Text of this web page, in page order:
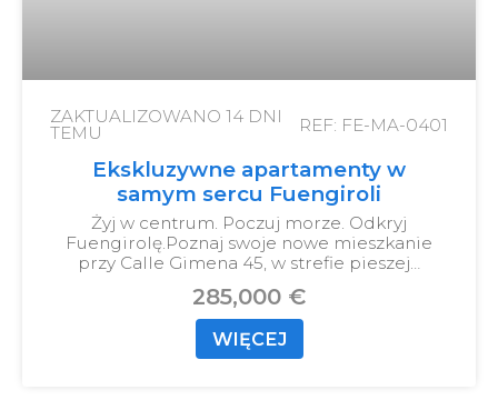
ZAKTUALIZOWANO 14 DNI
TEMU REF: FE-MA-0401
Ekskluzywne apartamenty w
samym sercu Fuengiroli
Żyj w centrum. Poczuj morze. Odkryj
Fuengirolę.Poznaj swoje nowe mieszkanie
przy Calle Gimena 45, w strefie pieszej…
285,000 €
WIĘCEJ